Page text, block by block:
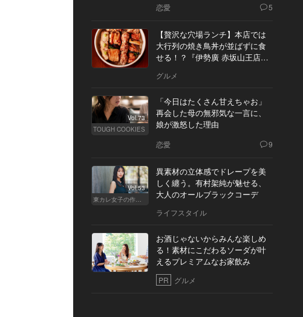
恋愛 5
【贅沢な穴場ランチ】本店では
大行列の焼き鳥丼が並ばずに食
せる！？『伊勢廣 赤坂山王店』
グルメ
Vol.73
TOUGH COOKIES
「今日はたくさん甘えちゃお」
再会した母の無邪気な一言に、
娘が激怒した理由
恋愛 9
Vol.53
東カレ女子の作り方
異素材の立体感でドレープを美
しく纏う。有村架純が魅せる、
大人のオールブラックコーデ
ライフスタイル
お酒じゃないからみんな楽しめ
る！素材にこだわるソーダが叶
えるプレミアムなお家飲み
PR グルメ